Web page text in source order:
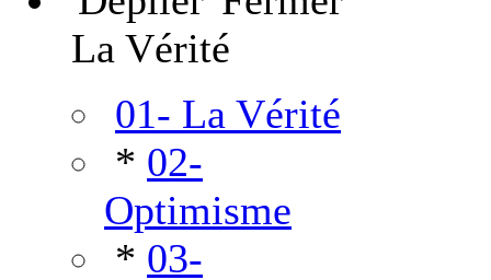
La Vérité
01- La Vérité
* 02-
Optimisme
* 03-